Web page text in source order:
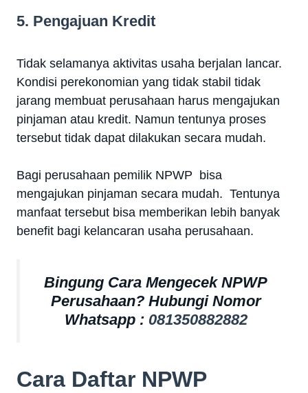
5. Pengajuan Kredit
Tidak selamanya aktivitas usaha berjalan lancar.
Kondisi perekonomian yang tidak stabil tidak
jarang membuat perusahaan harus mengajukan
pinjaman atau kredit. Namun tentunya proses
tersebut tidak dapat dilakukan secara mudah.
Bagi perusahaan pemilik NPWP bisa
mengajukan pinjaman secara mudah. Tentunya
manfaat tersebut bisa memberikan lebih banyak
benefit bagi kelancaran usaha perusahaan.
Bingung Cara Mengecek NPWP
Perusahaan? Hubungi Nomor
Whatsapp : 081350882882
Cara Daftar NPWP